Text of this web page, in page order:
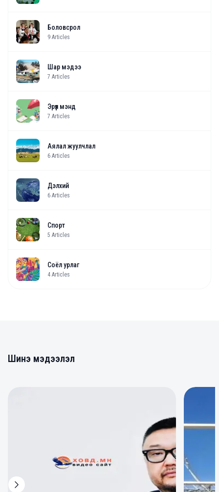
Боловсрол
9 Articles
Шар мэдээ
7 Articles
Эрүүл мэнд
7 Articles
Аялал жуулчлал
6 Articles
Дэлхий
6 Articles
Спорт
5 Articles
Соёл урлаг
4 Articles
Шинэ мэдээлэл